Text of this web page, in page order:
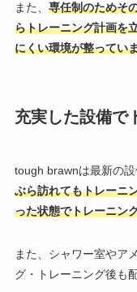
また、 専任制のためそ
らトレーニング計画を
にくい環境が整ってい
充実した設備で
tough brawnは最新の設
ぶら訪れてもトレーニ
った状態でトレーニン
また、シャワー室やア
グ・トレーニング後も